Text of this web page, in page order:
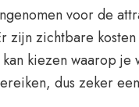
voor de
zichtbare
kiezen waarop
dus zeker